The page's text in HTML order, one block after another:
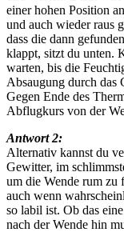
einer hohen Position
und auch wieder raus
dass die dann
klappt, sitzt du unten.
warten, bis die
Absaugung durch das
Gegen Ende des
Abflugkurs von der
Antwort 2:
Alternativ kannst du
Gewitter, im
um die Wende rum zu
auch wenn
so labil ist. Ob das
nach der Wende hin